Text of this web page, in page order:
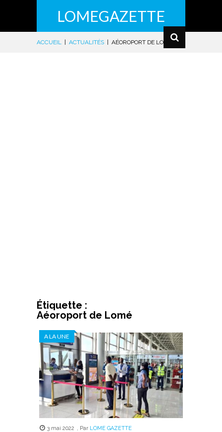
LOMEGAZETTE
ACCUEIL ACTUALITÉS AÉOROPORT DE LOMÉ
Étiquette :
Aéoroport de Lomé
A LA UNE
3 mai 2022 , Par LOME GAZETTE